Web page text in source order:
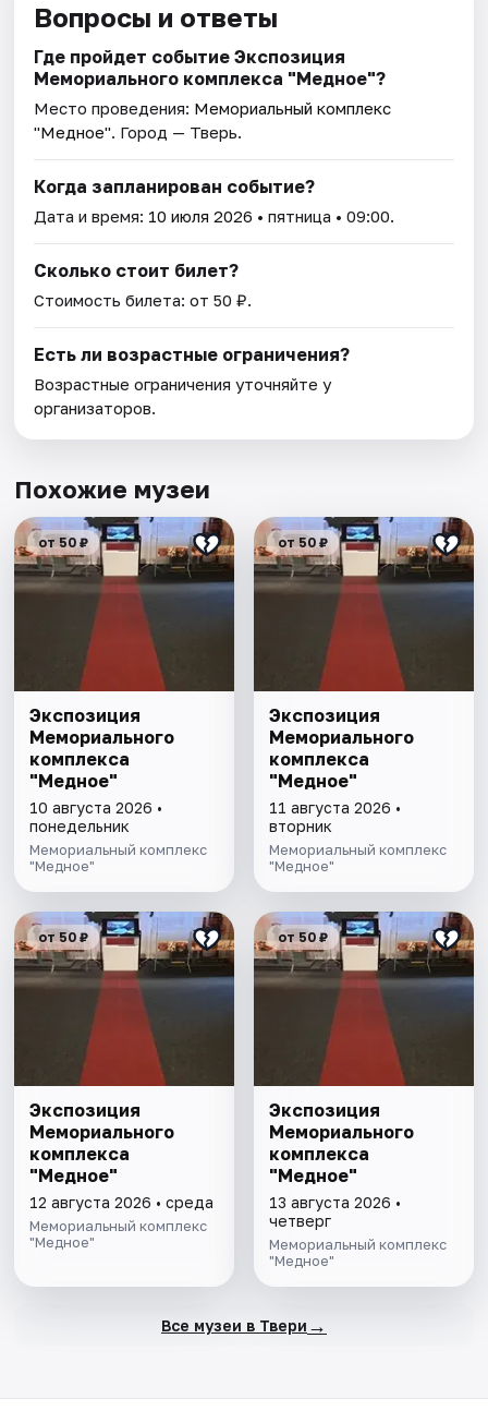
Вопросы и ответы
Где пройдет событие Экспозиция
Мемориального комплекса "Медное"?
Место проведения: Мемориальный комплекс
"Медное". Город — Тверь.
Когда запланирован событие?
Дата и время: 10 июля 2026 • пятница • 09:00.
Сколько стоит билет?
Стоимость билета: от 50 ₽.
Есть ли возрастные ограничения?
Возрастные ограничения уточняйте у
организаторов.
Похожие музеи
от 50 ₽
Экспозиция
Мемориального
комплекса
"Медное"
10 августа 2026 •
понедельник
Мемориальный комплекс
"Медное"
от 50 ₽
Экспозиция
Мемориального
комплекса
"Медное"
11 августа 2026 •
вторник
Мемориальный комплекс
"Медное"
от 50 ₽
Экспозиция
Мемориального
комплекса
"Медное"
12 августа 2026 • среда
Мемориальный комплекс
"Медное"
от 50 ₽
Экспозиция
Мемориального
комплекса
"Медное"
13 августа 2026 •
четверг
Мемориальный комплекс
"Медное"
Все музеи в Твери →